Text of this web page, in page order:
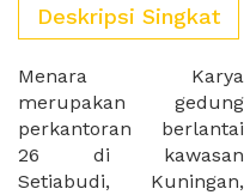
Deskripsi Singkat
Menara Karya
merupakan gedung
perkantoran berlantai
26 di kawasan
Setiabudi, Kuningan,
kawasan pemerintahan
seperti kedutaan asing.
Terletak di kawasan elit,
membuat menara
Karya menjadi gedung